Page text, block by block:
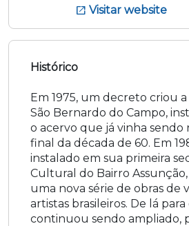
open_in_new Visitar website
Histórico
Em 1975, um decreto criou
São Bernardo do Campo,
o acervo que já vinha sendo
final da década de 60. Em
instalado em sua primeira
Cultural do Bairro
uma nova série de obras de
artistas brasileiros. De lá para
continuou sendo ampliado,